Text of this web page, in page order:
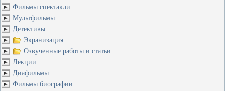
Фильмы спектакли
Мультфильмы
Детективы
Экранизация
Озвученные работы и статьи.
Лекции
Диафильмы
Фильмы биографии